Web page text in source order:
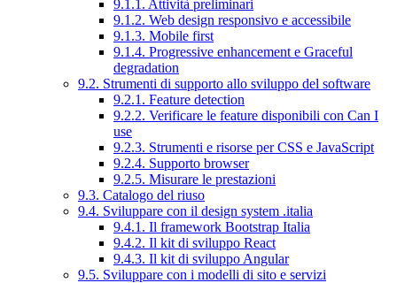
9.1.1. Attività preliminari
9.1.2. Web design responsivo e accessibile
9.1.3. Mobile first
9.1.4. Progressive enhancement e Graceful
degradation
9.2. Strumenti di supporto allo sviluppo del software
9.2.1. Feature detection
9.2.2. Verificare le feature disponibili con Can I
use
9.2.3. Strumenti e risorse per CSS e JavaScript
9.2.4. Supporto browser
9.2.5. Misurare le prestazioni
9.3. Catalogo del riuso
9.4. Sviluppare con il design system .italia
9.4.1. Il framework Bootstrap Italia
9.4.2. Il kit di sviluppo React
9.4.3. Il kit di sviluppo Angular
9.5. Sviluppare con i modelli di sito e servizi